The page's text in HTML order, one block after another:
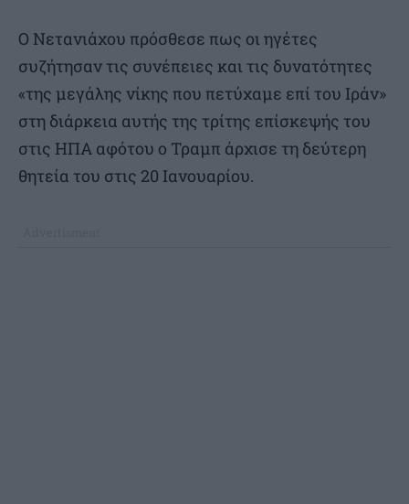
Ο Νετανιάχου πρόσθεσε πως οι ηγέτες
συζήτησαν τις συνέπειες και τις δυνατότητες
«της μεγάλης νίκης που πετύχαμε επί του Ιράν»
στη διάρκεια αυτής της τρίτης επίσκεψής του
στις ΗΠΑ αφότου ο Τραμπ άρχισε τη δεύτερη
θητεία του στις 20 Ιανουαρίου.